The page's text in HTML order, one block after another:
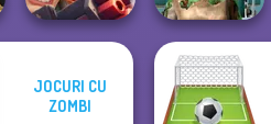
Rift of Hell:
Demons War
Ghoulish To
Gorgeous Cool
Zomb...
JOCURI CU
ZOMBI